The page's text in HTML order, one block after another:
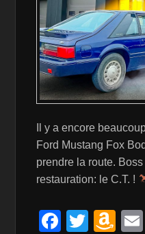
Il y a encore
Ford Mustang Fox
prendre la route.
restauration: le C.T. !
F
T
A